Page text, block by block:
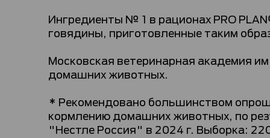
Ингредиенты № 1 в рационах PRO
говядины, приготовленные таким
Московская ветеринарная академия
домашних животных.
* Рекомендовано большинством
кормлению домашних животных, по
"Нестле Россия" в 2024 г. Выборка: